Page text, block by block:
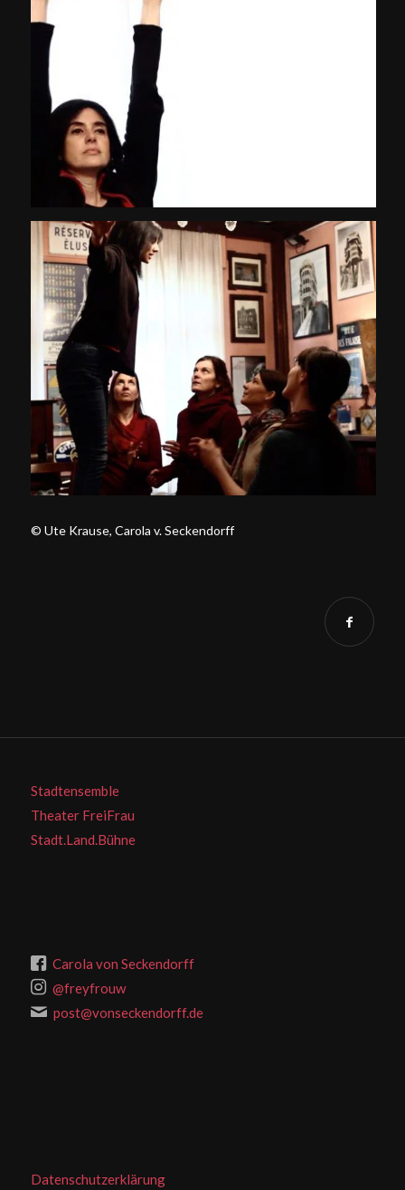
© Ute Krause, Carola v. Seckendorff
Stadtensemble
Theater FreiFrau
Stadt.Land.Bühne
Carola von Seckendorff
@freyfrouw
post@vonseckendorff.de
Datenschutzerklärung